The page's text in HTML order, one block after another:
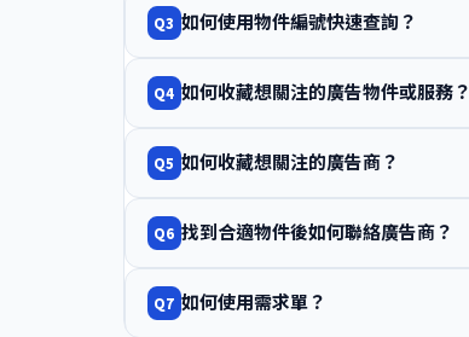
Q3 如何使用物件編號快速查詢？
Q4 如何收藏想關注的廣告物件或服務？
Q5 如何收藏想關注的廣告商？
Q6 找到合適物件後如何聯絡廣告商？
Q7 如何使用需求單？